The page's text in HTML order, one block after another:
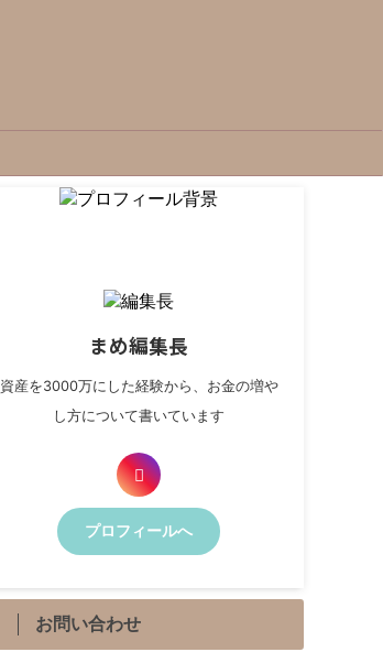
まめ編集長
資産を3000万にした経験から、お金の増や
し方について書いています
プロフィールへ
お問い合わせ